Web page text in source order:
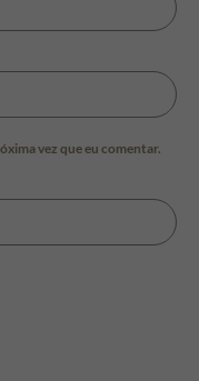
vez que eu comentar.